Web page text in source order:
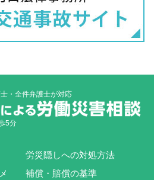
・全件弁護士が対応
5分
労災隠しへの対処方法
補償・賠償の基準